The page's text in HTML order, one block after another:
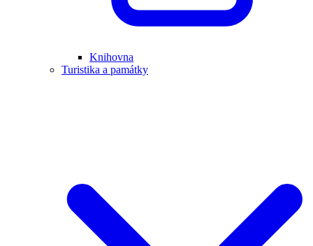
Knihovna
Turistika a památky